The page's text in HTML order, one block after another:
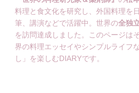
料理と食文化を研究し、外国料理を
筆、講演などで活躍中。世界の全独
を訪問達成しました。このページは
界の料理エッセイやシンプルライフ
し」を楽しむDIARYです。